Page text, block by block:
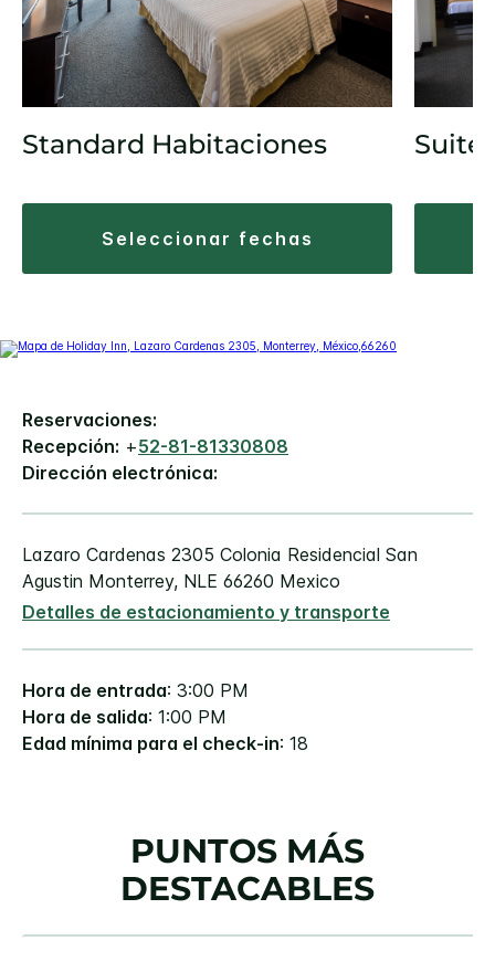
Standard Habitaciones
seleccionar fechas
Suite
Reservaciones:
Recepción: +52-81-81330808
Dirección electrónica:
Lazaro Cardenas 2305 Colonia Residencial San
Agustin Monterrey, NLE 66260 Mexico
Detalles de estacionamiento y transporte
Hora de entrada: 3:00 PM
Hora de salida: 1:00 PM
Edad mínima para el check-in: 18
PUNTOS MÁS
DESTACABLES